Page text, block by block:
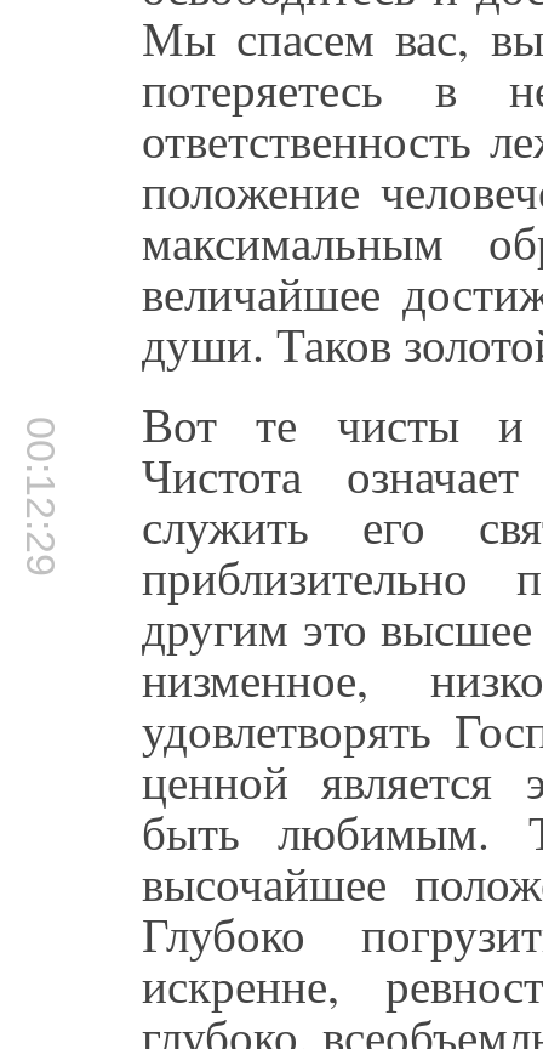
Мы спасем вас,
потеряетесь в
ответственность
положение
максимальным
величайшее
души. Таков
00:12:29 Вот те чисты и
Чистота
служить его
приблизительно
другим это высшее
низменное,
удовлетворять
ценной
быть любимым.
высочайшее
Глубоко
искренне,
глубоко,